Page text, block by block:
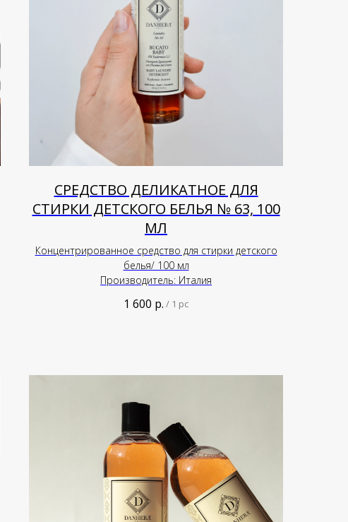
СРЕДСТВО ДЕЛИКАТНОЕ ДЛЯ
СТИРКИ ДЕТСКОГО БЕЛЬЯ № 63, 100
МЛ
Концентрированное средство для стирки детского
белья/ 100 мл
Производитель: Италия
1 600 р. / 1 pc